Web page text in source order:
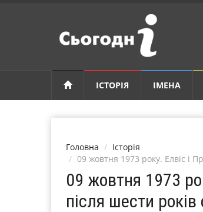
ІСТОРІЯ ІМЕНА
Головна
Історія
09 жовтня 1973 року. Елвіс і
09 жовтня 1973
після шести